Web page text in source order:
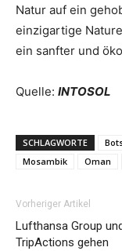
Natur auf ein
einzigartige
ein sanfter und
Quelle: INTOSOL
SCHLAGWORTE
Mosambik
Oman
Vorheriger Artikel
Lufthansa Group und
TripActions gehen